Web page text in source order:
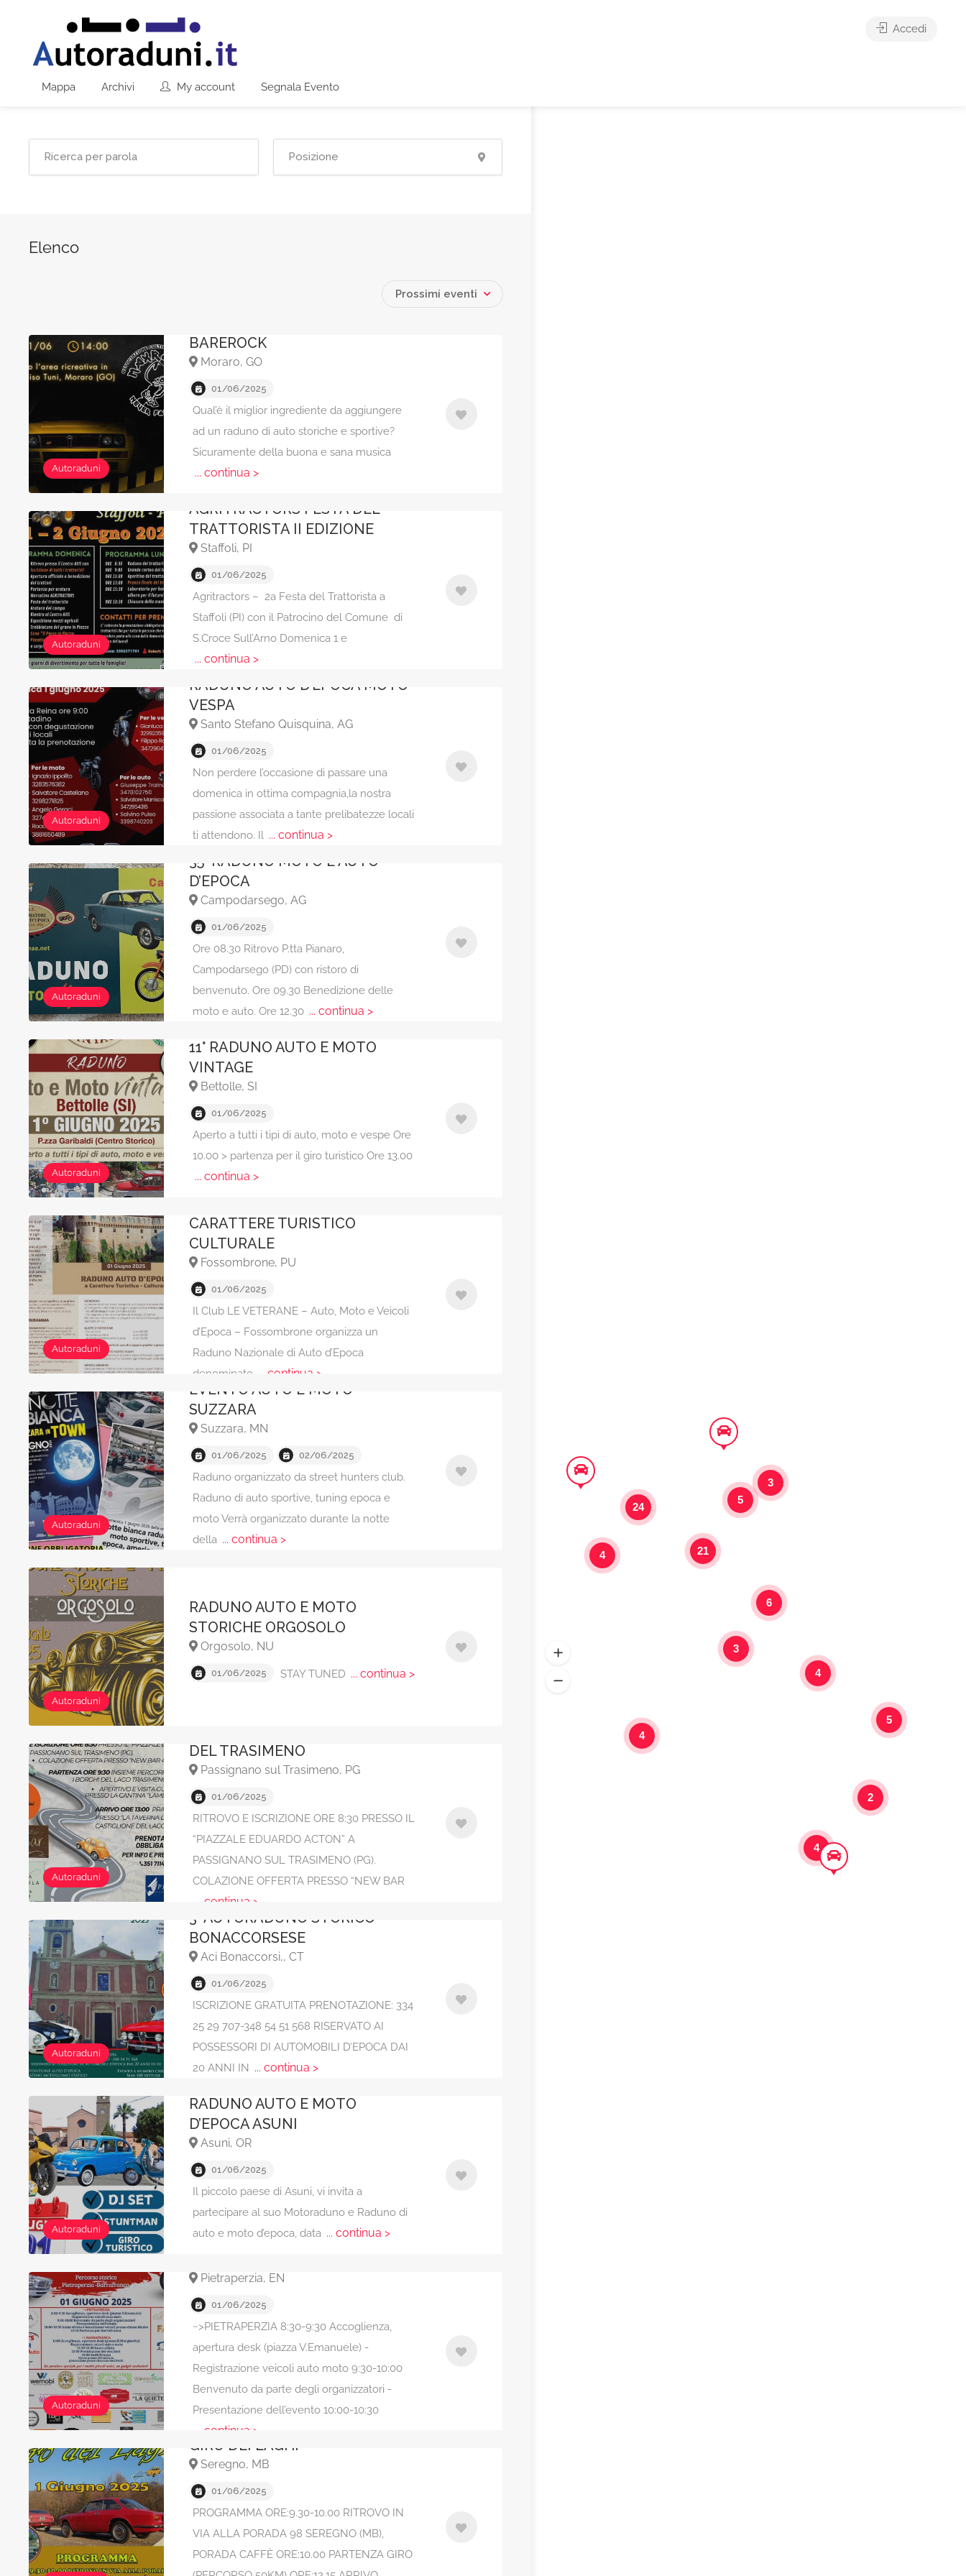
Mappa Archivi My account Segnala Evento
Accedi
Elenco
Prossimi eventi
Autoraduni
BAREROCK
Moraro, GO
01/06/2025
Qual’è il miglior ingrediente da aggiungere
ad un raduno di auto storiche e sportive?
Sicuramente della buona e sana musica
... continua >
Autoraduni
AGRITRACTORS FESTA DEL
TRATTORISTA II EDIZIONE
Staffoli, PI
01/06/2025
Agritractors – 2a Festa del Trattorista a
Staffoli (PI) con il Patrocino del Comune di
S.Croce Sull’Arno Domenica 1 e
... continua >
Autoraduni
RADUNO AUTO D’EPOCA MOTO
VESPA
Santo Stefano Quisquina, AG
01/06/2025
Non perdere l’occasione di passare una
domenica in ottima compagnia,la nostra
passione associata a tante prelibatezze locali
ti attendono. Il ... continua >
Autoraduni
35° RADUNO MOTO E AUTO
D’EPOCA
Campodarsego, AG
01/06/2025
Ore 08.30 Ritrovo P.tta Pianaro,
Campodarsego (PD) con ristoro di
benvenuto. Ore 09.30 Benedizione delle
moto e auto. Ore 12.30... continua >
Autoraduni
11° RADUNO AUTO E MOTO
VINTAGE
Bettolle, SI
01/06/2025
Aperto a tutti i tipi di auto, moto e vespe Ore
10.00 > partenza per il giro turistico Ore 13.00
... continua >
Autoraduni
CARATTERE TURISTICO
CULTURALE
Fossombrone, PU
01/06/2025
Il Club LE VETERANE – Auto, Moto e Veicoli
d’Epoca – Fossombrone organizza un
Raduno Nazionale di Auto d’Epoca
denominato ... continua >
Autoraduni
EVENTO AUTO E MOTO
SUZZARA
Suzzara, MN
01/06/2025 02/06/2025
Raduno organizzato da street hunters club.
Raduno di auto sportive, tuning epoca e
moto Verrà organizzato durante la notte
della ... continua >
Autoraduni
RADUNO AUTO E MOTO
STORICHE ORGOSOLO
Orgosolo, NU
01/06/2025 STAY TUNED ... continua >
Autoraduni
DEL TRASIMENO
Passignano sul Trasimeno, PG
01/06/2025
RITROVO E ISCRIZIONE ORE 8:30 PRESSO IL
“PIAZZALE EDUARDO ACTON” A
PASSIGNANO SUL TRASIMENO (PG).
COLAZIONE OFFERTA PRESSO “NEW BAR
... continua >
Autoraduni
3° AUTORADUNO STORICO
BONACCORSESE
Aci Bonaccorsi,, CT
01/06/2025
ISCRIZIONE GRATUITA PRENOTAZIONE: 334
25 29 707-348 54 51 568 RISERVATO AI
POSSESSORI DI AUTOMOBILI D’EPOCA DAI
20 ANNI IN ... continua >
Autoraduni
RADUNO AUTO E MOTO
D’EPOCA ASUNI
Asuni, OR
01/06/2025
Il piccolo paese di Asuni, vi invita a
partecipare al suo Motoraduno e Raduno di
auto e moto d’epoca, data... continua >
Autoraduni
Pietraperzia, EN
01/06/2025
~>PIETRAPERZIA 8:30-9:30 Accoglienza,
apertura desk (piazza V.Emanuele) -
Registrazione veicoli auto moto 9:30-10:00
Benvenuto da parte degli organizzatori -
Presentazione dell’evento 10:00-10:30
... continua >
GIRO DEI LAGHI
Seregno, MB
01/06/2025
PROGRAMMA ORE:9.30-10.00 RITROVO IN
VIA ALLA PORADA 98 SEREGNO (MB),
PORADA CAFFÈ ORE:10.00 PARTENZA GIRO
2
5
4
4
4
3
5
3
4
24
6
21